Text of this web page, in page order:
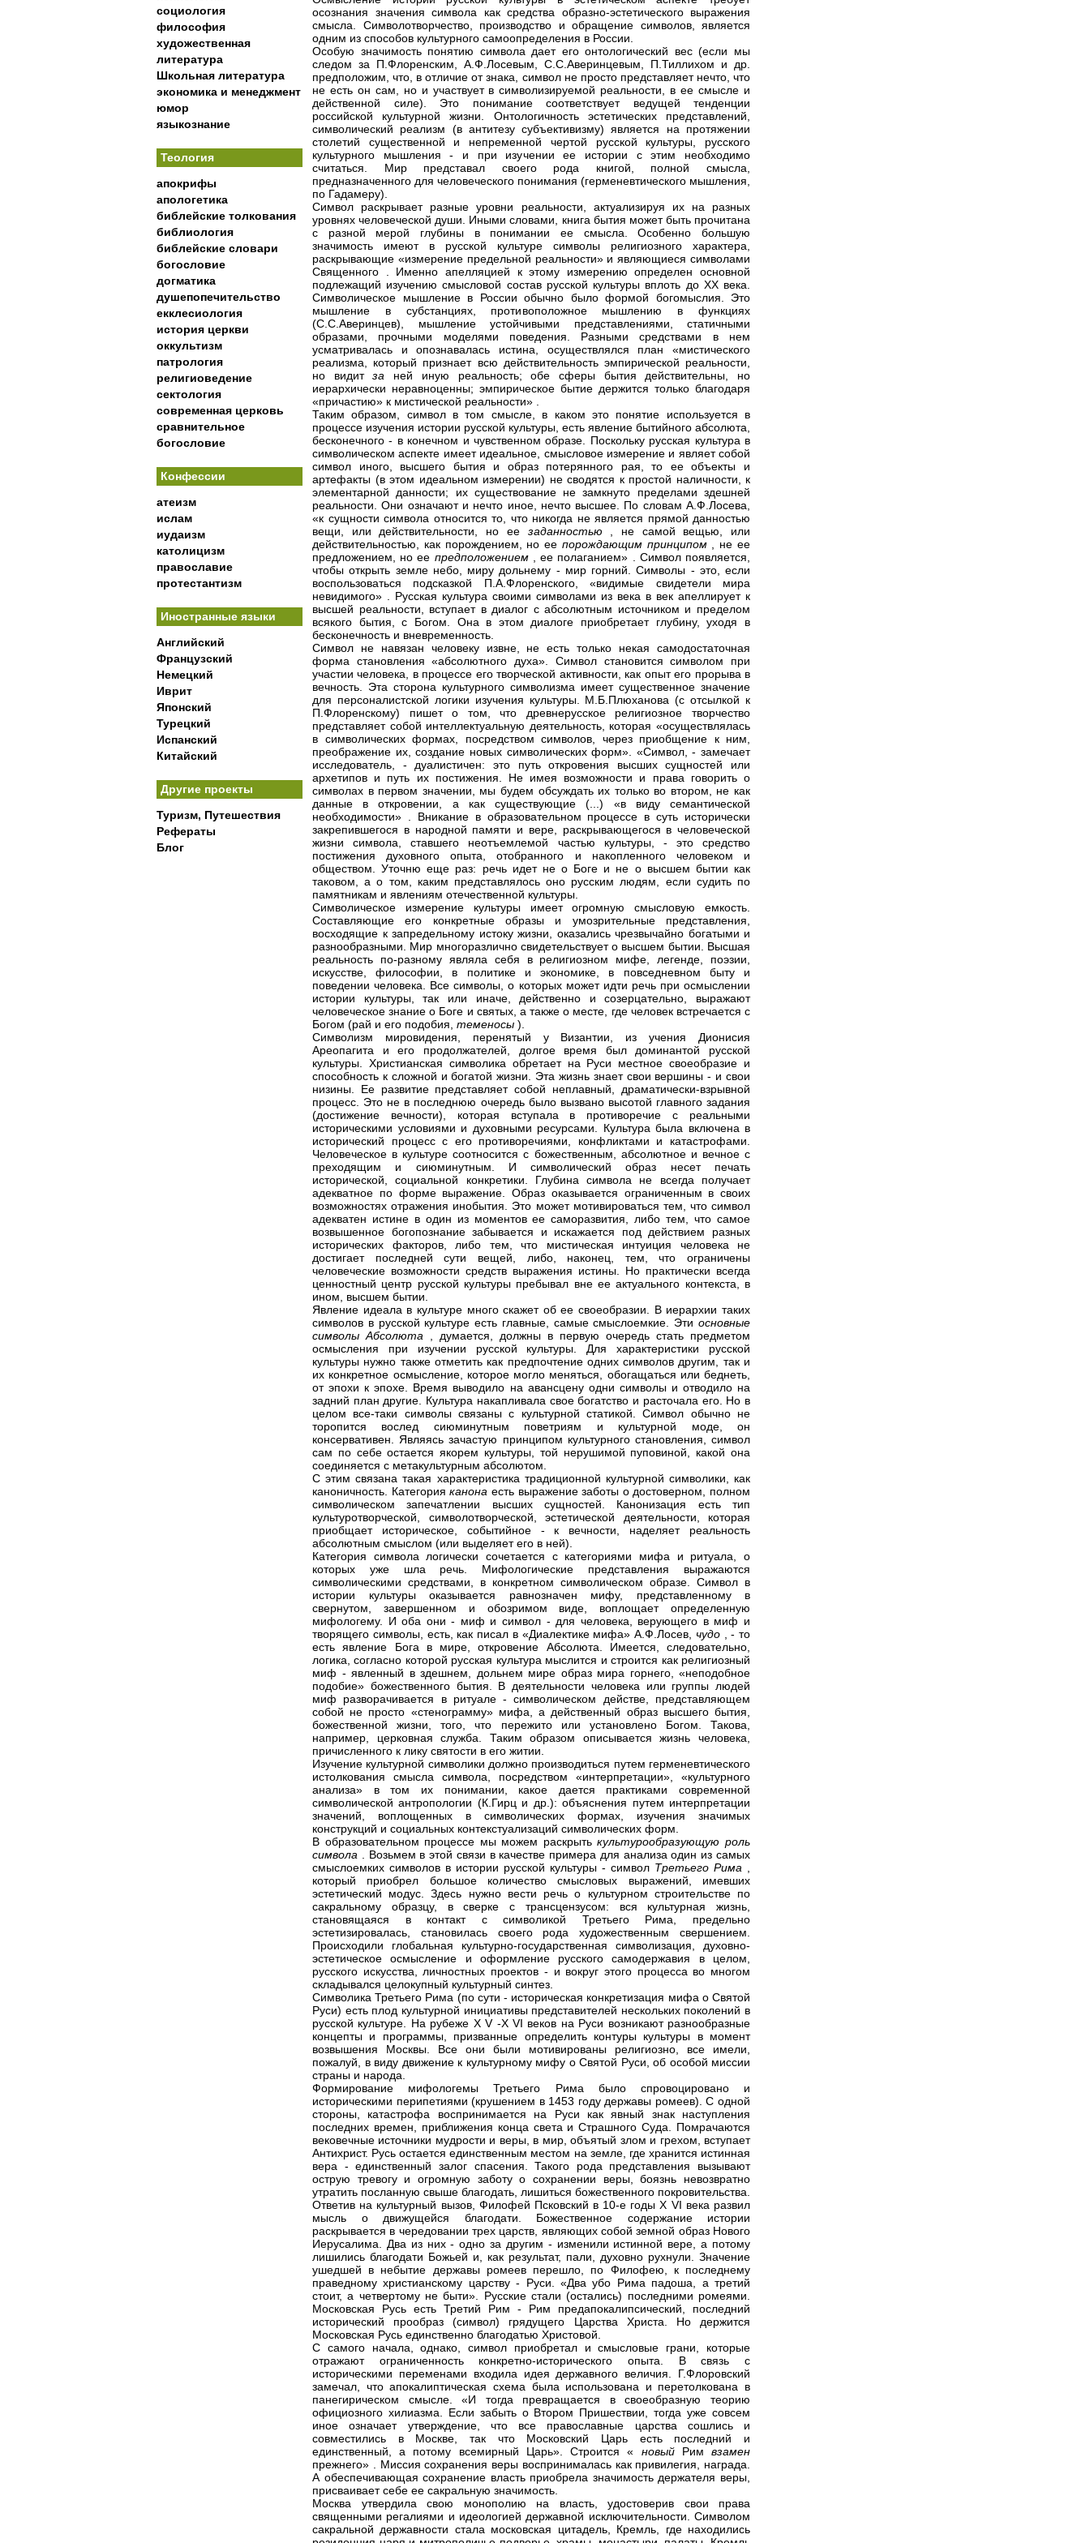
социология
философия
художественная
литература
Школьная литература
экономика и менеджмент
юмор
языкознание
Теология
апокрифы
апологетика
библейские толкования
библиология
библейские словари
богословие
догматика
душепопечительство
екклесиология
история церкви
оккультизм
патрология
религиоведение
сектология
современная церковь
сравнительное
богословие
Конфессии
атеизм
ислам
иудаизм
католицизм
православие
протестантизм
Иностранные языки
Английский
Французский
Немецкий
Иврит
Японский
Турецкий
Испанский
Китайский
Другие проекты
Туризм, Путешествия
Рефераты
Блог
осознания значения символа как средства образно-эстетического выражения
смысла. Символотворчество, производство и обращение символов, является
одним из способов культурного самоопределения в России.
Особую значимость понятию символа дает его онтологический вес (если мы
следом за П.Флоренским, А.Ф.Лосевым, С.С.Аверинцевым, П.Тиллихом и др.
предположим, что, в отличие от знака, символ не просто представляет нечто, что
не есть он сам, но и участвует в символизируемой реальности, в ее смысле и
действенной силе). Это понимание соответствует ведущей тенденции
российской культурной жизни. Онтологичность эстетических представлений,
символический реализм (в антитезу субъективизму) является на протяжении
столетий существенной и непременной чертой русской культуры, русского
культурного мышления - и при изучении ее истории с этим необходимо
считаться. Мир представал своего рода книгой, полной смысла,
предназначенного для человеческого понимания (герменевтического мышления,
по Гадамеру).
Символ раскрывает разные уровни реальности, актуализируя их на разных
уровнях человеческой души. Иными словами, книга бытия может быть прочитана
с разной мерой глубины в понимании ее смысла. Особенно большую
значимость имеют в русской культуре символы религиозного характера,
раскрывающие «измерение предельной реальности» и являющиеся символами
Священного
. Именно апелляцией к этому измерению определен основной
подлежащий изучению смысловой состав русской культуры вплоть до ХХ века.
Символическое мышление в России обычно было формой богомыслия. Это
мышление в субстанциях, противоположное мышлению в функциях
(С.С.Аверинцев), мышление устойчивыми представлениями, статичными
образами, прочными моделями поведения. Разными средствами в нем
усматривалась и опознавалась истина, осуществлялся план «мистического
реализма, который признает всю действительность эмпирической реальности,
но видитза ней иную реальность; обе сферы бытия действительны, но
иерархически неравноценны; эмпирическое бытие держится только благодаря
«причастию» к мистической реальности»
Таким образом, символ в том смысле, в каком это понятие используется в
процессе изучения истории русской культуры, есть явление бытийного абсолюта,
бесконечного - в конечном и чувственном образе. Поскольку русская культура в
символическом аспекте имеет идеальное, смысловое измерение и являет собой
символ иного, высшего бытия и образ потерянного рая, то ее объекты и
артефакты (в этом идеальном измерении) не сводятся к простой наличности, к
элементарной данности; их существование не замкнуто пределами здешней
реальности. Они означают и нечто иное, нечто высшее. По словам А.Ф.Лосева,
«к сущности символа относится то, что никогда не является прямой данностью
вещи, или действительности, но ее заданностью
, не самой вещью, или
действительностью, как порождением, но ее порождающим принципом
, не ее
предложением, но ее предположением , ее полаганием»
. Символ появляется,
чтобы открыть земле небо, миру дольнему - мир горний. Символы - это, если
воспользоваться подсказкой П.А.Флоренского, «видимые свидетели мира
невидимого»
. Русская культура своими символами из века в век апеллирует к
высшей реальности, вступает в диалог с абсолютным источником и пределом
всякого бытия, с Богом. Она в этом диалоге приобретает глубину, уходя в
бесконечность и вневременность.
Символ не навязан человеку извне, не есть только некая самодостаточная
форма становления «абсолютного духа». Символ становится символом при
участии человека, в процессе его творческой активности, как опыт его прорыва в
вечность. Эта сторона культурного символизма имеет существенное значение
для персоналистской логики изучения культуры. М.Б.Плюханова (с отсылкой к
П.Флоренскому) пишет о том, что древнерусское религиозное творчество
представляет собой интеллектуальную деятельность, которая «осуществлялась
в символических формах, посредством символов, через приобщение к ним,
преображение их, создание новых символических форм». «Символ, - замечает
исследователь, - дуалистичен: это путь откровения высших сущностей или
архетипов и путь их постижения. Не имея возможности и права говорить о
символах в первом значении, мы будем обсуждать их только во втором, не как
данные в откровении, а как существующие (...) «в виду семантической
необходимости»
. Вникание в образовательном процессе в суть исторически
закрепившегося в народной памяти и вере, раскрывающегося в человеческой
жизни символа, ставшего неотъемлемой частью культуры, - это средство
постижения духовного опыта, отобранного и накопленного человеком и
обществом. Уточню еще раз: речь идет не о Боге и не о высшем бытии как
таковом, а о том, каким представлялось оно русским людям, если судить по
памятникам и явлениям отечественной культуры.
Символическое измерение культуры имеет огромную смысловую емкость.
Составляющие его конкретные образы и умозрительные представления,
восходящие к запредельному истоку жизни, оказались чрезвычайно богатыми и
разнообразными. Мир многоразлично свидетельствует о высшем бытии. Высшая
реальность по-разному являла себя в религиозном мифе, легенде, поэзии,
искусстве, философии, в политике и экономике, в повседневном быту и
поведении человека. Все символы, о которых может идти речь при осмыслении
истории культуры, так или иначе, действенно и созерцательно, выражают
человеческое знание о Боге и святых, а также о месте, где человек встречается с
Богом (рай и его подобия, теменосы ).
Символизм мировидения, перенятый у Византии, из учения Дионисия
Ареопагита и его продолжателей, долгое время был доминантой русской
культуры. Христианская символика обретает на Руси местное своеобразие и
способность к сложной и богатой жизни. Эта жизнь знает свои вершины - и свои
низины. Ее развитие представляет собой неплавный, драматически-взрывной
процесс. Это не в последнюю очередь было вызвано высотой главного задания
(достижение вечности), которая вступала в противоречие с реальными
историческими условиями и духовными ресурсами. Культура была включена в
исторический процесс с его противоречиями, конфликтами и катастрофами.
Человеческое в культуре соотносится с божественным, абсолютное и вечное с
преходящим и сиюминутным. И символический образ несет печать
исторической, социальной конкретики. Глубина символа не всегда получает
адекватное по форме выражение. Образ оказывается ограниченным в своих
возможностях отражения инобытия. Это может мотивироваться тем, что символ
адекватен истине в один из моментов ее саморазвития, либо тем, что самое
возвышенное богопознание забывается и искажается под действием разных
исторических факторов, либо тем, что мистическая интуиция человека не
достигает последней сути вещей, либо, наконец, тем, что ограничены
человеческие возможности средств выражения истины. Но практически всегда
ценностный центр русской культуры пребывал вне ее актуального контекста, в
ином, высшем бытии.
Явление идеала в культуре много скажет об ее своеобразии. В иерархии таких
символов в русской культуре есть главные, самые смыслоемкие. Эти основные
символы Абсолюта
, думается, должны в первую очередь стать предметом
осмысления при изучении русской культуры. Для характеристики русской
культуры нужно также отметить как предпочтение одних символов другим, так и
их конкретное осмысление, которое могло меняться, обогащаться или беднеть,
от эпохи к эпохе. Время выводило на авансцену одни символы и отводило на
задний план другие. Культура накапливала свое богатство и расточала его. Но в
целом все-таки символы связаны с культурной статикой. Символ обычно не
торопится вослед сиюминутным поветриям и культурной моде, он
консервативен. Являясь зачастую принципом культурного становления, символ
сам по себе остается якорем культуры, той нерушимой пуповиной, какой она
соединяется с метакультурным абсолютом.
С этим связана такая характеристика традиционной культурной символики, как
каноничность. Категорияканона есть выражение заботы о достоверном, полном
символическом запечатлении высших сущностей. Канонизация есть тип
культуротворческой, символотворческой, эстетической деятельности, которая
приобщает историческое, событийное - к вечности, наделяет реальность
абсолютным смыслом (или выделяет его в ней).
Категория символа логически сочетается с категориями мифа и ритуала, о
которых уже шла речь. Мифологические представления выражаются
символическими средствами, в конкретном символическом образе. Символ в
истории культуры оказывается равнозначен мифу, представленному в
свернутом, завершенном и обозримом виде, воплощает определенную
мифологему. И оба они - миф и символ - для человека, верующего в миф и
творящего символы, есть, как писал в «Диалектике мифа» А.Ф.Лосев, чудо
, - то
есть явление Бога в мире, откровение Абсолюта. Имеется, следовательно,
логика, согласно которой русская культура мыслится и строится как религиозный
миф - явленный в здешнем, дольнем мире образ мира горнего, «неподобное
подобие» божественного бытия. В деятельности человека или группы людей
миф разворачивается в ритуале - символическом действе, представляющем
собой не просто «стенограмму» мифа, а действенный образ высшего бытия,
божественной жизни, того, что пережито или установлено Богом. Такова,
например, церковная служба. Таким образом описывается жизнь человека,
причисленного к лику святости в его житии.
Изучение культурной символики должно производиться путем герменевтического
истолкования смысла символа, посредством «интерпретации», «культурного
анализа» в том их понимании, какое дается практиками современной
символической антропологии (К.Гирц и др.): объяснения путем интерпретации
значений, воплощенных в символических формах, изучения значимых
конструкций и социальных контекстуализаций символических форм.
В образовательном процессе мы можем раскрытькультурообразующую роль
символа
. Возьмем в этой связи в качестве примера для анализа один из самых
смыслоемких символов в истории русской культуры - символ Третьего Рима
который приобрел большое количество смысловых выражений, имевших
эстетический модус. Здесь нужно вести речь о культурном строительстве по
сакральному образцу, в сверке с трансцензусом: вся культурная жизнь,
становящаяся в контакт с символикой Третьего Рима, предельно
эстетизировалась, становилась своего рода художественным свершением.
Происходили глобальная культурно-государственная символизация, духовно-
эстетическое осмысление и оформление русского самодержавия в целом,
русского искусства, личностных проектов - и вокруг этого процесса во многом
складывался целокупный культурный синтез.
Символика Третьего Рима (по сути - историческая конкретизация мифа о Святой
Руси) есть плод культурной инициативы представителей нескольких поколений в
русской культуре. На рубеже Х V -Х VI веков на Руси возникают разнообразные
концепты и программы, призванные определить контуры культуры в момент
возвышения Москвы. Все они были мотивированы религиозно, все имели,
пожалуй, в виду движение к культурному мифу о Святой Руси, об особой миссии
страны и народа.
Формирование мифологемы Третьего Рима было спровоцировано и
историческими перипетиями (крушением в 1453 году державы ромеев). С одной
стороны, катастрофа воспринимается на Руси как явный знак наступления
последних времен, приближения конца света и Страшного Суда. Помрачаются
вековечные источники мудрости и веры, в мир, объятый злом и грехом, вступает
Антихрист. Русь остается единственным местом на земле, где хранится истинная
вера - единственный залог спасения. Такого рода представления вызывают
острую тревогу и огромную заботу о сохранении веры, боязнь невозвратно
утратить посланную свыше благодать, лишиться божественного покровительства.
Ответив на культурный вызов, Филофей Псковский в 10-е годы Х VI века развил
мысль о движущейся благодати. Божественное содержание истории
раскрывается в чередовании трех царств, являющих собой земной образ Нового
Иерусалима. Два из них - одно за другим - изменили истинной вере, а потому
лишились благодати Божьей и, как результат, пали, духовно рухнули. Значение
ушедшей в небытие державы ромеев перешло, по Филофею, к последнему
праведному христианскому царству - Руси. «Два убо Рима падоша, а третий
стоит, а четвертому не быти». Русские стали (остались) последними ромеями.
Московская Русь есть Третий Рим - Рим предапокалипсический, последний
исторический прообраз (символ) грядущего Царства Христа. Но держится
Московская Русь единственно благодатью Христовой.
С самого начала, однако, символ приобретал и смысловые грани, которые
отражают ограниченность конкретно-исторического опыта. В связь с
историческими переменами входила идея державного величия. Г.Флоровский
замечал, что апокалиптическая схема была использована и перетолкована в
панегирическом смысле. «И тогда превращается в своеобразную теорию
официозного хилиазма. Если забыть о Втором Пришествии, тогда уже совсем
иное означает утверждение, что все православные царства сошлись и
совместились в Москве, так что Московский Царь есть последний и
единственный, а потому всемирный Царь». Строится « новый Римвзамен
прежнего»
. Миссия сохранения веры воспринималась как привилегия, награда.
А обеспечивающая сохранение власть приобрела значимость держателя веры,
присваивает себе ее сакральную значимость.
Москва утвердила свою монополию на власть, удостоверив свои права
священными регалиями и идеологией державной исключительности. Символом
сакральной державности стала московская цитадель, Кремль, где находились